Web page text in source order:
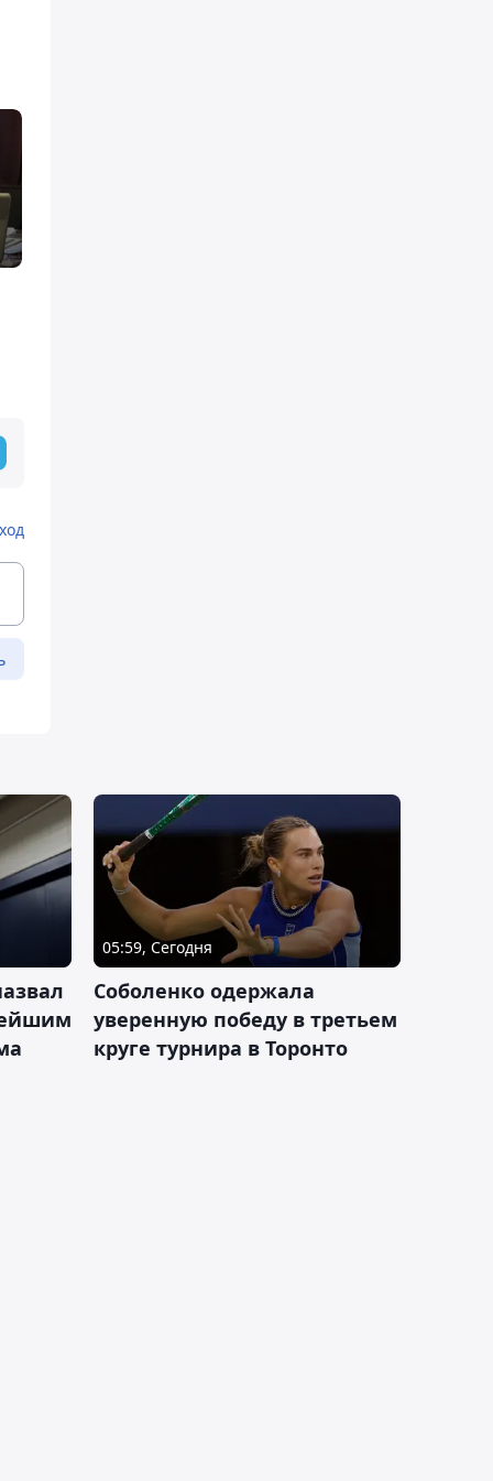
05:59, Сегодня
Соболенко одержала
уверенную победу в третьем
круге турнира в Торонто